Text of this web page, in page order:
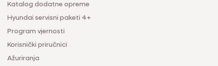
Katalog dodatne opreme
Hyundai servisni paketi 4+
Program vjernosti
Korisnički priručnici
Ažuriranja